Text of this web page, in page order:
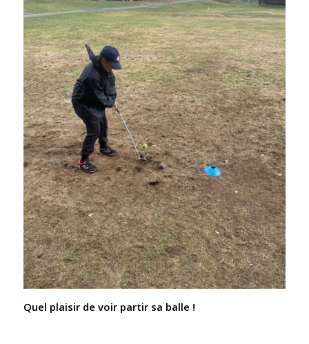
Quel plaisir de voir partir sa balle !